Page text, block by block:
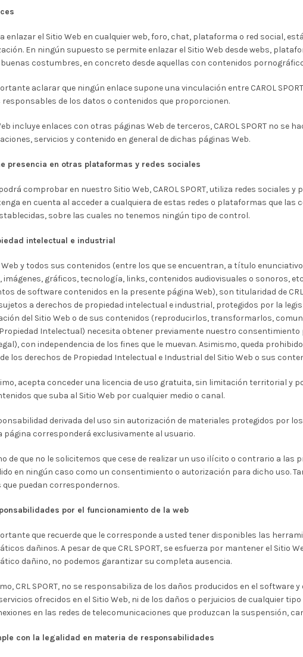
enlazar el Sitio Web en cualquier web, foro, chat, plataforma o red social,
En ningún supuesto se permite enlazar el Sitio Web desde webs,
buenas costumbres, en concreto desde aquellas con contenidos
aclarar que ningún enlace supone una vinculación entre CAROL
responsables de los datos o contenidos que proporcionen.
incluye enlaces con otras páginas Web de terceros, CAROL SPORT no se
servicios y contenido en general de dichas páginas Web.
presencia en otras plataformas y redes sociales
comprobar en nuestro Sitio Web, CAROL SPORT, utiliza redes sociales
en cuenta al acceder a cualquiera de estas redes o plataformas que
sobre las cuales no tenemos ningún tipo de control.
intelectual e industrial
Web y todos sus contenidos (entre los que se encuentran, a título
imágenes, gráficos, tecnología, links, contenidos audiovisuales o sonoros,
de software contenidos en la presente página Web), son titularidad de
a derechos de propiedad intelectual e industrial, protegidos por la
del Sitio Web o de sus contenidos (reproducirlos, transformarlos,
Propiedad Intelectual) necesita obtener previamente nuestro
con independencia de los fines que le muevan. Asimismo, queda
los derechos de Propiedad Intelectual e Industrial del Sitio Web o sus
acepta conceder una licencia de uso gratuita, sin limitación territorial y
que suba al Sitio Web por cualquier medio o canal.
derivada del uso sin autorización de materiales protegidos por
página corresponderá exclusivamente al usuario.
de que no le solicitemos que cese de realizar un uso ilícito o contrario a las
en ningún caso como un consentimiento o autorización para dicho uso.
que puedan correspondernos.
por el funcionamiento de la web
que recuerde que le corresponde a usted tener disponibles las
dañinos. A pesar de que CRL SPORT, se esfuerza por mantener el Sitio
dañino, no podemos garantizar su completa ausencia.
CRL SPORT, no se responsabiliza de los daños producidos en el
ofrecidos en el Sitio Web, ni de los daños o perjuicios de cualquier
en las redes de telecomunicaciones que produzcan la suspensión,
con la legalidad en materia de responsabilidades